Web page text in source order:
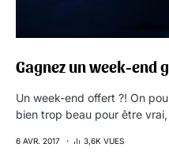
Gagnez un week-end
Un week-end offert ?! On
bien trop beau pour être
6 AVR. 2017 3,6K VUES